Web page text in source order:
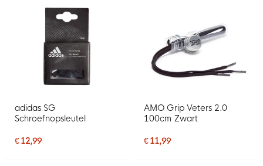
adidas SG
Schroefnopsleutel
€ 12,99
AMO Grip Veters 2.0
100cm Zwart
€ 11,99